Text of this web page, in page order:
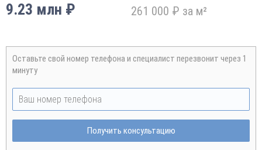
9.23 млн ₽ 261 000 ₽ за м²
Оставьте свой номер телефона и специалист перезвонит через 1
минуту
Получить консультацию